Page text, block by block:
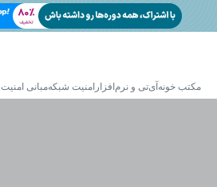
مکتب خونه آی‌تی و نرم‌افزار امنیت شبکهمبانی امنیت